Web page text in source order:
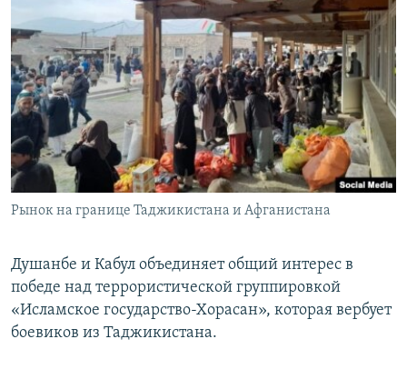
Рынок на границе Таджикистана и Афганистана
Душанбе и Кабул объединяет общий интерес в
победе над террористической группировкой
«Исламское государство-Хорасан», которая вербует
боевиков из Таджикистана.